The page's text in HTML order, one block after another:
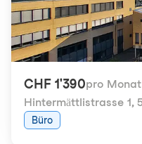
CHF 1'390pro Monat
Hintermättlistrasse 1,
Büro